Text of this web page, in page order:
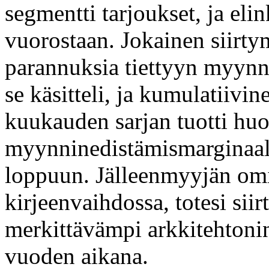
segmentti tarjoukset, ja
vuorostaan. Jokainen
parannuksia tiettyyn
se käsitteli, ja
kuukauden sarjan tuotti
loppuun. Jälleenmyyjän
kirjeenvaihdossa, totesi
merkittävämpi
vuoden aikana.